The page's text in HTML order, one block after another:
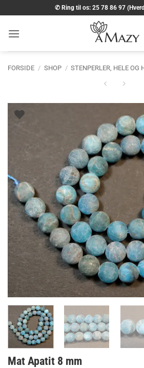
til
indhold
✆ Ring til os: 25 78 86 97
FORSIDE / SHOP / STENPERLER, HELE OG
Mat Apatit 8 mm